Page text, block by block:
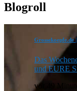
Blogroll
Das
und EURE
vor 49